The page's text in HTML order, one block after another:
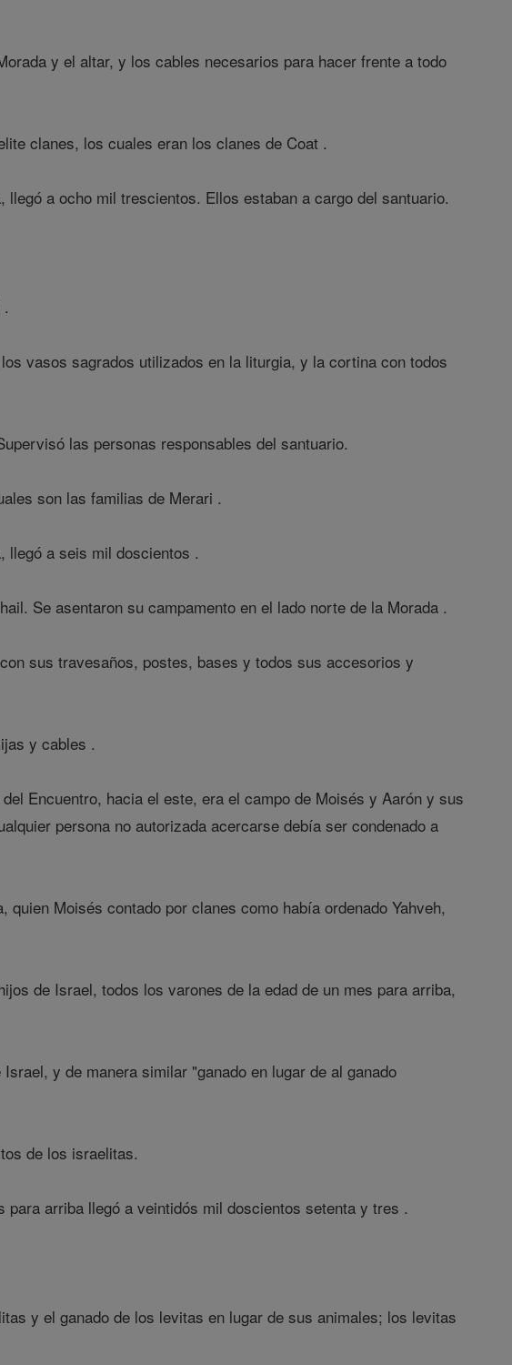
y el altar, y los cables necesarios para hacer frente a todo
clanes, los cuales eran los clanes de Coat .
a ocho mil trescientos. Ellos estaban a cargo del santuario.
.
vasos sagrados utilizados en la liturgia, y la cortina con todos
las personas responsables del santuario.
son las familias de Merari .
llegó a seis mil doscientos .
Se asentaron su campamento en el lado norte de la Morada .
sus travesaños, postes, bases y todos sus accesorios y
y cables .
Encuentro, hacia el este, era el campo de Moisés y Aarón y sus
persona no autorizada acercarse debía ser condenado a
Moisés contado por clanes como había ordenado Yahveh,
de Israel, todos los varones de la edad de un mes para arriba,
y de manera similar "ganado en lugar de al ganado
de los israelitas.
arriba llegó a veintidós mil doscientos setenta y tres .
y el ganado de los levitas en lugar de sus animales; los levitas